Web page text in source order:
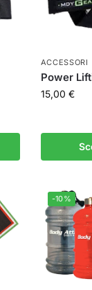
ACCESSORI
Power
15,00 €
-10%